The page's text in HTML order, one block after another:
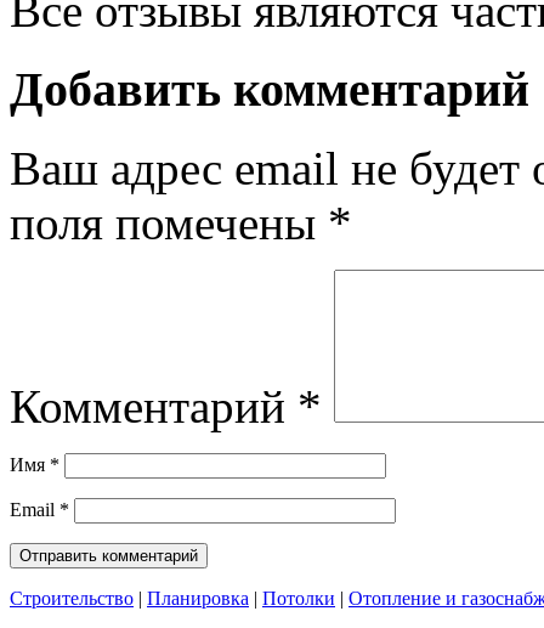
Все отзывы являются
Добавить комментарий
Ваш адрес email не будет
поля помечены *
Комментарий *
Имя *
Email *
Строительство | Планировка | Потолки | Отопление и